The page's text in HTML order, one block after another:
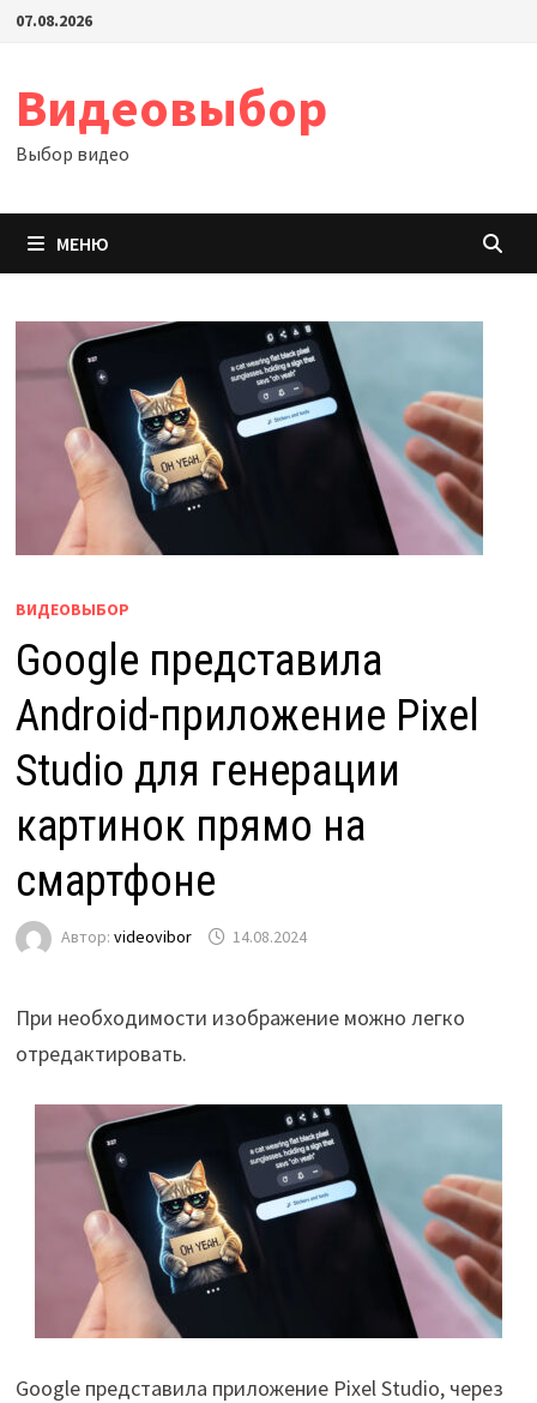
Перейти
07.08.2026
Видеовыбор
Выбор видео
МЕНЮ
ВИДЕОВЫБОР
Google представила
Android-приложение Pixel
Studio для генерации
картинок прямо на
смартфоне
Автор: videovibor 14.08.2024
При необходимости изображение можно легко
отредактировать.
Google представила приложение Pixel Studio, через